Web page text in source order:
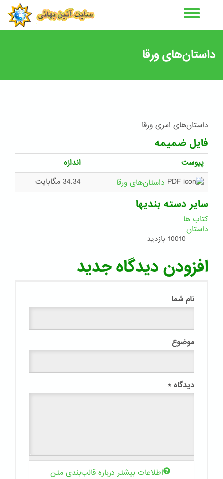
داستان‌های ورقا
داستان‌های امری ورقا
فایل ضمیمه
پیوست
اندازه
داستان‌های ورقا
34.34 مگابایت
سایر دسته بندیها
کتاب ها
داستان
10010 بازدید
افزودن دیدگاه جدید
نام شما
موضوع
دیدگاه *
اطلاعات بیشتر درباره قالب‌بندی متن